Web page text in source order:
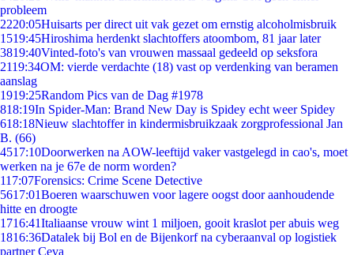
probleem
2220:05Huisarts per direct uit vak gezet om ernstig alcoholmisbruik
1519:45Hiroshima herdenkt slachtoffers atoombom, 81 jaar later
3819:40Vinted-foto's van vrouwen massaal gedeeld op seksfora
2119:34OM: vierde verdachte (18) vast op verdenking van beramen
aanslag
1919:25Random Pics van de Dag #1978
818:19In Spider-Man: Brand New Day is Spidey echt weer Spidey
618:18Nieuw slachtoffer in kindermisbruikzaak zorgprofessional Jan
B. (66)
4517:10Doorwerken na AOW-leeftijd vaker vastgelegd in cao's, moet
werken na je 67e de norm worden?
117:07Forensics: Crime Scene Detective
5617:01Boeren waarschuwen voor lagere oogst door aanhoudende
hitte en droogte
1716:41Italiaanse vrouw wint 1 miljoen, gooit kraslot per abuis weg
1816:36Datalek bij Bol en de Bijenkorf na cyberaanval op logistiek
partner Ceva